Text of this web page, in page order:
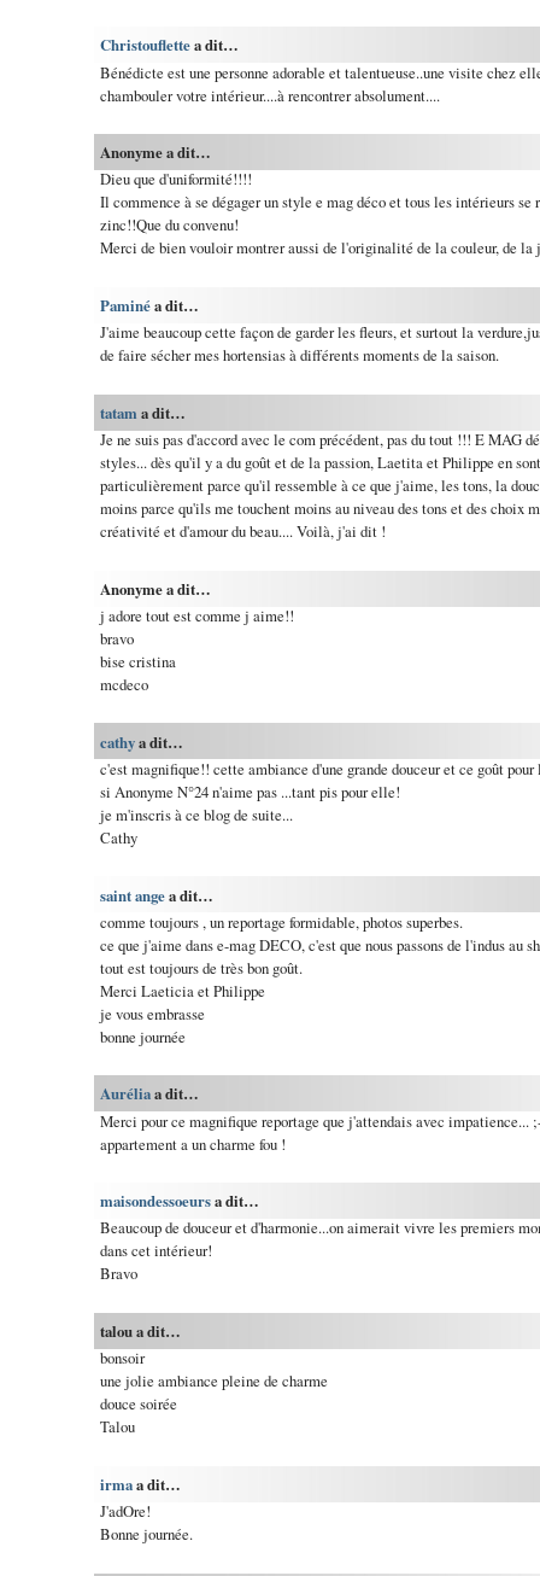
Christouflettea dit…
Bénédicte est une personne adorable et talentueuse..une visite chez
chambouler votre intérieur....à rencontrer absolument....
Anonyme a dit…
Dieu que d'uniformité!!!!
Il commence à se dégager un style e mag déco et tous les intérieurs
zinc!!Que du convenu!
Merci de bien vouloir montrer aussi de l'originalité de la couleur, de la
Paminéa dit…
J'aime beaucoup cette façon de garder les fleurs, et surtout la
de faire sécher mes hortensias à différents moments de la saison.
tatam a dit…
Je ne suis pas d'accord avec le com précédent, pas du tout !!! E MAG
styles... dès qu'il y a du goût et de la passion, Laetita et Philippe en
particulièrement parce qu'il ressemble à ce que j'aime, les tons, la
moins parce qu'ils me touchent moins au niveau des tons et des choix
créativité et d'amour du beau.... Voilà, j'ai dit !
Anonyme a dit…
j adore tout est comme j aime!!
bravo
bise cristina
mcdeco
cathya dit…
c'est magnifique!! cette ambiance d'une grande douceur et ce goût
si Anonyme N°24 n'aime pas ...tant pis pour elle!
je m'inscris à ce blog de suite...
Cathy
saint angea dit…
comme toujours , un reportage formidable, photos superbes.
ce que j'aime dans e-mag DECO, c'est que nous passons de l'indus au
tout est toujours de très bon goût.
Merci Laeticia et Philippe
je vous embrasse
bonne journée
Auréliaa dit…
Merci pour ce magnifique reportage que j'attendais avec impatience...
appartement a un charme fou !
maisondessoeursa dit…
Beaucoup de douceur et d'harmonie...on aimerait vivre les premiers
dans cet intérieur!
Bravo
talou a dit…
bonsoir
une jolie ambiance pleine de charme
douce soirée
Talou
irmaa dit…
J'adOre!
Bonne journée.